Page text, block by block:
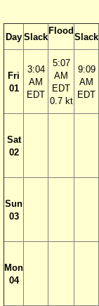
Day Slack
Flood
Slack
Fri
01
3:04
AM
EDT
5:07
AM
EDT
0.7 kt
9:09
AM
EDT
Sat
02
Sun
03
Mon
04